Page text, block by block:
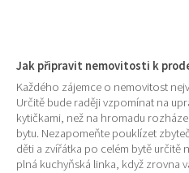
Jak připravit nemovitosti k
Každého zájemce o nemovitost
Určitě bude raději vzpomínat na
kytičkami, než na hromadu
bytu. Nezapomeňte pouklízet
děti a zvířátka po celém bytě
plná kuchyňská linka, když zrovna